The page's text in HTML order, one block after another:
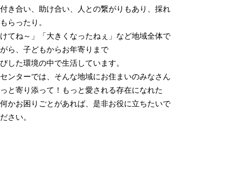
き合い、助け合い、人との繋がりもあり、採れ
らったり。
てね～」「大きくなったねぇ」など地域全体で
ら、子どもからお年寄りまで
した環境の中で生活しています。
ンターでは、そんな地域にお住まいのみなさん
と寄り添って！もっと愛される存在になれた
かお困りごとがあれば、是非お役に立ちたいで
さい。